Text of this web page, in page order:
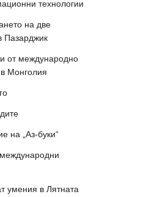
технологии
на две
Пазарджик
от международно
Монголия
на „Аз-буки“
умения в Лятната